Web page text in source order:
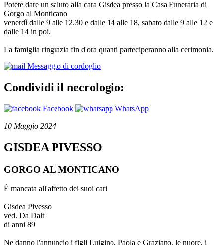
Potete dare un saluto alla cara Gisdea presso la Casa Funeraria di
Gorgo al Monticano
venerdì dalle 9 alle 12.30 e dalle 14 alle 18, sabato dalle 9 alle 12 e
dalle 14 in poi.
La famiglia ringrazia fin d'ora quanti parteciperanno alla cerimonia.
Messaggio di cordoglio
Condividi il necrologio:
Facebook WhatsApp
10 Maggio 2024
GISDEA PIVESSO
GORGO AL MONTICANO
È mancata all'affetto dei suoi cari
Gisdea Pivesso
ved. Da Dalt
di anni 89
Ne danno l'annuncio i figli Luigino, Paola e Graziano, le nuore, i